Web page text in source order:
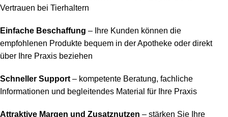
Vertrauen bei Tierhaltern
Einfache Beschaffung – Ihre Kunden können die
empfohlenen Produkte bequem in der Apotheke oder direkt
über Ihre Praxis beziehen
Schneller Support – kompetente Beratung, fachliche
Informationen und begleitendes Material für Ihre Praxis
Attraktive Margen und Zusatznutzen – stärken Sie Ihre